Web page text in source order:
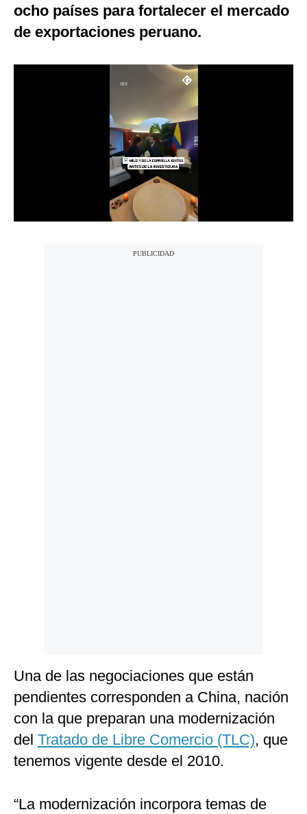
España
Internacional
Gestión TV
ocho países para fortalecer el mercado
de exportaciones peruano.
Una de las negociaciones que están
pendientes corresponden a China, nación
con la que preparan una modernización
del Tratado de Libre Comercio (TLC), que
tenemos vigente desde el 2010.
“La modernización incorpora temas de